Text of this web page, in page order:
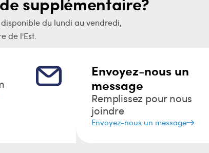
du lundi au vendredi,
de l'Est.
Envoyez-nous un
message
Remplissez pour nous
joindre
Envoyez-nous un message